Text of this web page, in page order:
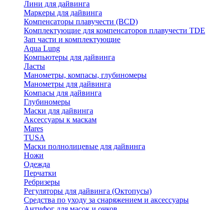
Лини для дайвинга
Маркеры для дайвинга
Компенсаторы плавучести (BCD)
Комплектующие для компенсаторов плавучести TDE
Зап части и комплектующие
Aqua Lung
Компьютеры для дайвинга
Ласты
Манометры, компасы, глубиномеры
Манометры для дайвинга
Компасы для дайвинга
Глубиномеры
Маски для дайвинга
Аксессуары к маскам
Mares
TUSA
Маски полнолицевые для дайвинга
Ножи
Одежда
Перчатки
Ребризеры
Регуляторы для дайвинга (Октопусы)
Средства по уходу за снаряжением и аксессуары